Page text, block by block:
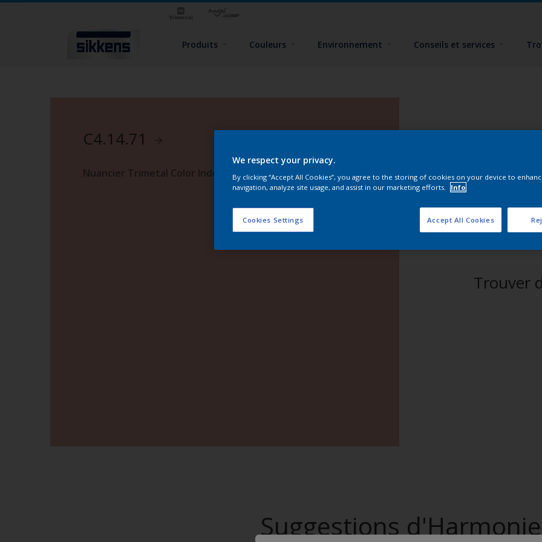
Produits Couleurs Environnement Conseils et services
C4.14.71
Nuancier Trimetal Color Index 2
Trouver
Suggestions
We respect your privacy.
By clicking “Accept All Cookies”, you agree to the storing of cookies on your device to
navigation, analyze site usage, and assist in our marketing efforts.
Info
Cookies Settings Accept All Cookies